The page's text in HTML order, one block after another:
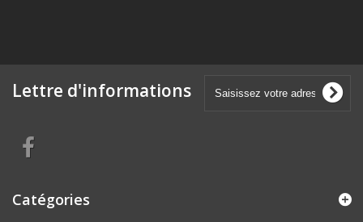
Lettre d'informations
Catégories